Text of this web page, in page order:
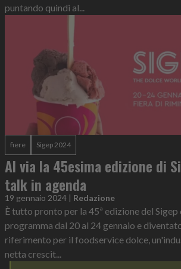
puntando quindi al...
fiere Sigep 2024
Al via la 45esima edizione di
talk in agenda
19 gennaio 2024 | Redazione
È tutto pronto per la 45ª edizione del Sigep
programma dal 20 al 24 gennaio e
riferimento per il foodservice dolce,
netta crescit...